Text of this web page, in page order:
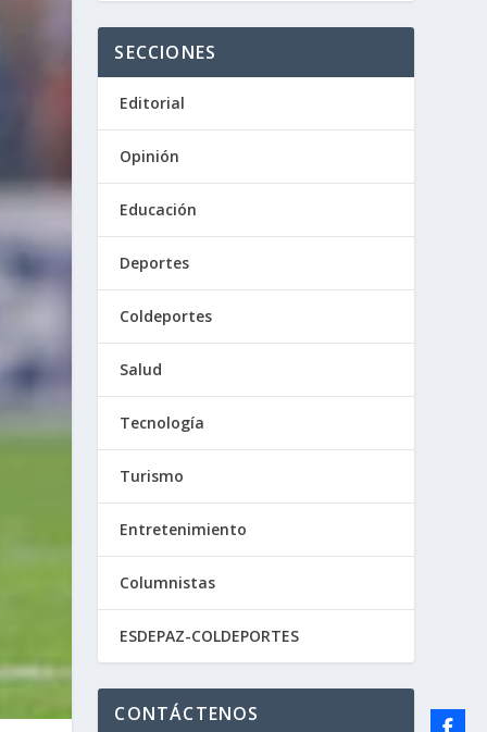
SECCIONES
Editorial
Opinión
Educación
Deportes
Coldeportes
Salud
Tecnología
Turismo
Entretenimiento
Columnistas
ESDEPAZ-COLDEPORTES
CONTÁCTENOS